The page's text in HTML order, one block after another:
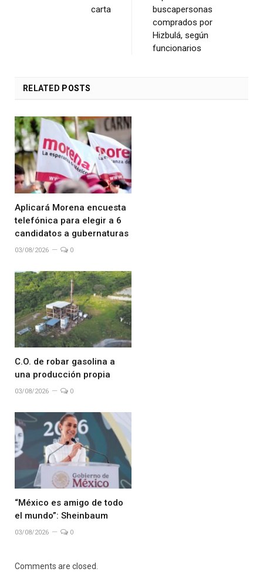
carta
buscapersonas
comprados por
Hizbulá, según
funcionarios
RELATED POSTS
Aplicará Morena encuesta
telefónica para elegir a 6
candidatos a gubernaturas
03/08/2026 0
C.O. de robar gasolina a
una producción propia
03/08/2026 0
“México es amigo de todo
el mundo”: Sheinbaum
03/08/2026 0
Comments are closed.